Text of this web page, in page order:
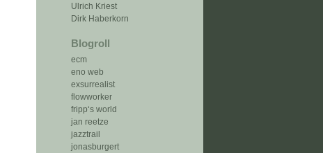
Ulrich Kriest
Dirk Haberkorn
Blogroll
ecm
eno web
exsurrealist
flowworker
fripp‘s world
jan reetze
jazztrail
jonasburgert